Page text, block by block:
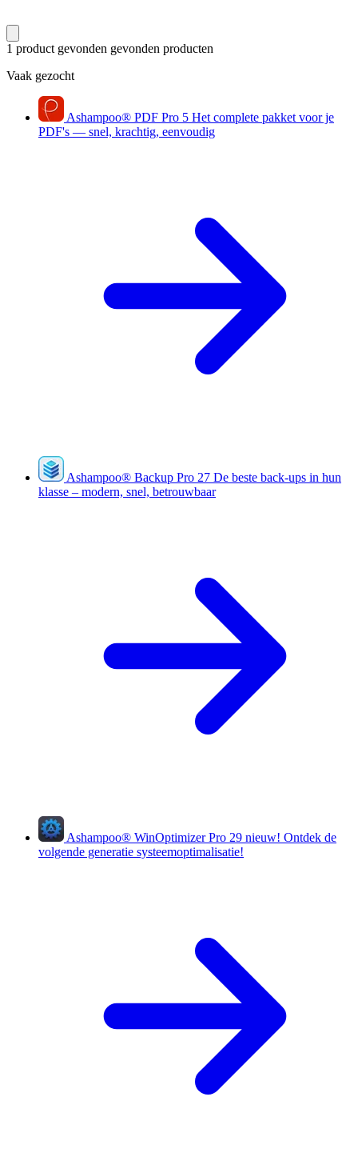
1 product gevonden gevonden producten
Vaak gezocht
Ashampoo® PDF Pro 5 Het complete pakket voor je
PDF's — snel, krachtig, eenvoudig
Ashampoo® Backup Pro 27 De beste back-ups in hun
klasse – modern, snel, betrouwbaar
Ashampoo® WinOptimizer Pro 29 nieuw! Ontdek de
volgende generatie systeemoptimalisatie!